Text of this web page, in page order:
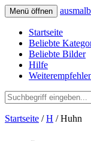
Menü öffnen
Startseite
Beliebte
Beliebte Bilder
Hilfe
Startseite /H / Huhn